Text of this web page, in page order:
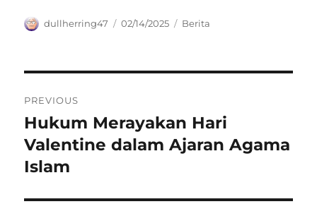
Author
dullherring47
Posted
02/14/2025 Categories
Berita
pos
PREVIOUS
Previous
post:
Hukum Merayakan Hari
Valentine dalam Ajaran Agama
Islam